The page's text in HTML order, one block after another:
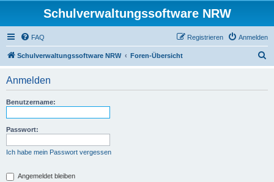
Schulverwaltungssoftware NRW
FAQ Anmelden
Registrieren
Schulverwaltungssoftware NRW Foren-Übersicht
Anmelden
Benutzername:
Passwort:
Ich habe mein Passwort vergessen
Angemeldet bleiben